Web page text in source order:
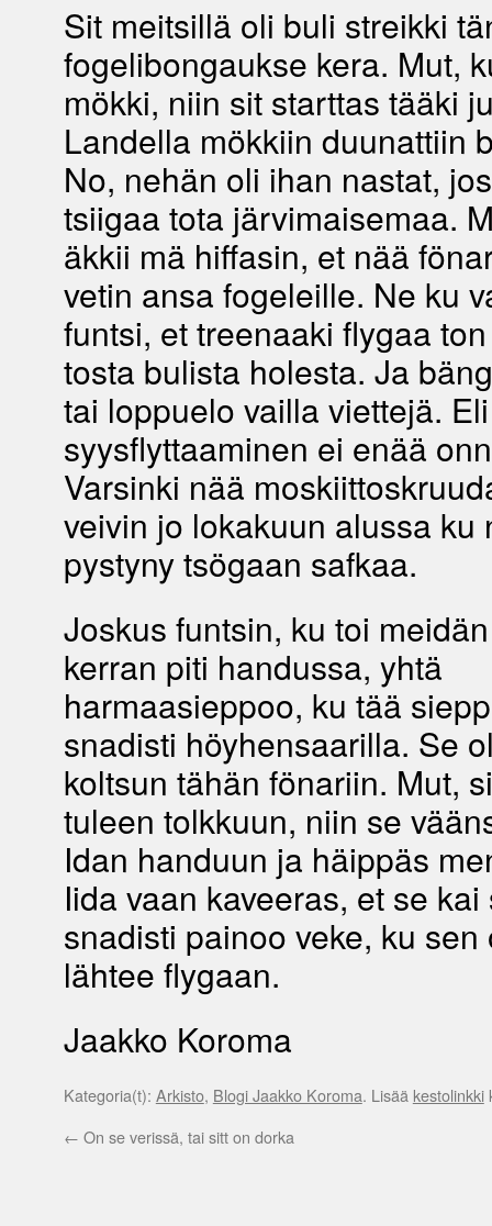
Sit meitsillä oli buli streikki
fogelibongaukse kera. Mut,
mökki, niin sit starttas tääki
Landella mökkiin duunattiin
No, nehän oli ihan nastat,
tsiigaa tota järvimaisemaa.
äkkii mä hiffasin, et nää
vetin ansa fogeleille. Ne ku
funtsi, et treenaaki flygaa
tosta bulista holesta. Ja
tai loppuelo vailla viettejä.
syysflyttaaminen ei enää
Varsinki nää
veivin jo lokakuun alussa ku
pystyny tsögaan safkaa.
Joskus funtsin, ku toi
kerran piti handussa, yhtä
harmaasieppoo, ku tää
snadisti höyhensaarilla. Se
koltsun tähän fönariin. Mut,
tuleen tolkkuun, niin se
Idan handuun ja häippäs
Iida vaan kaveeras, et se kai
snadisti painoo veke, ku
lähtee flygaan.
Jaakko Koroma
Kategoria(t): Arkisto, Blogi Jaakko Koroma. Lisää kestolinkki
← On se verissä, tai sitt on dorka